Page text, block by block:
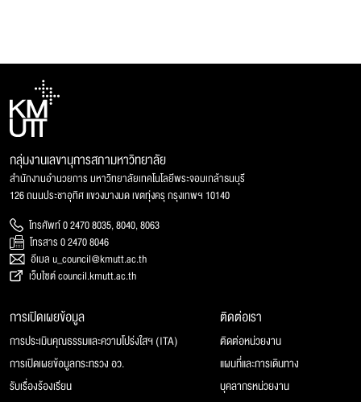
กลุ่มงานเลขานุการสภามหาวิทยาลัย
สำนักงานอำนวยการ มหาวิทยาลัยเทคโนโลยีพระจอมเกล้าธนบุรี
126 ถนนประชาอุทิศ แขวงบางมด เขตทุ่งครุ กรุงเทพฯ 10140
โทรศัพท์ 0 2470 8035, 8040, 8063
โทรสาร 0 2470 8046
อีเมล u_council@kmutt.ac.th
เว็บไซต์ council.kmutt.ac.th
การเปิดเผยข้อมูล
การประเมินคุณธรรมและความโปร่งใสฯ (ITA)
การเปิดเผยข้อมูลกระทรวง อว.
รับเรื่องร้องเรียน
ติดต่อเรา
ติดต่อหน่วยงาน
แผนที่และการเดินทาง
บุคลากรหน่วยงาน